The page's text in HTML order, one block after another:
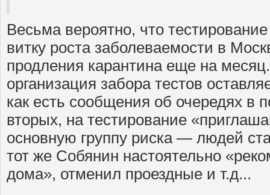
Весьма вероятно, что
витку роста заболеваемости в
продления карантина еще на
организация забора тестов
как есть сообщения об очередях в
вторых, на тестирование
основную группу риска — людей
тот же Собянин настоятельно
дома», отменил проездные и т.д...